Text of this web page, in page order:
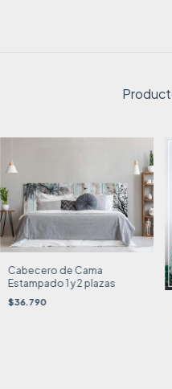
Cabecero de Cama
Estampado 1 y 2 plazas
$36.790